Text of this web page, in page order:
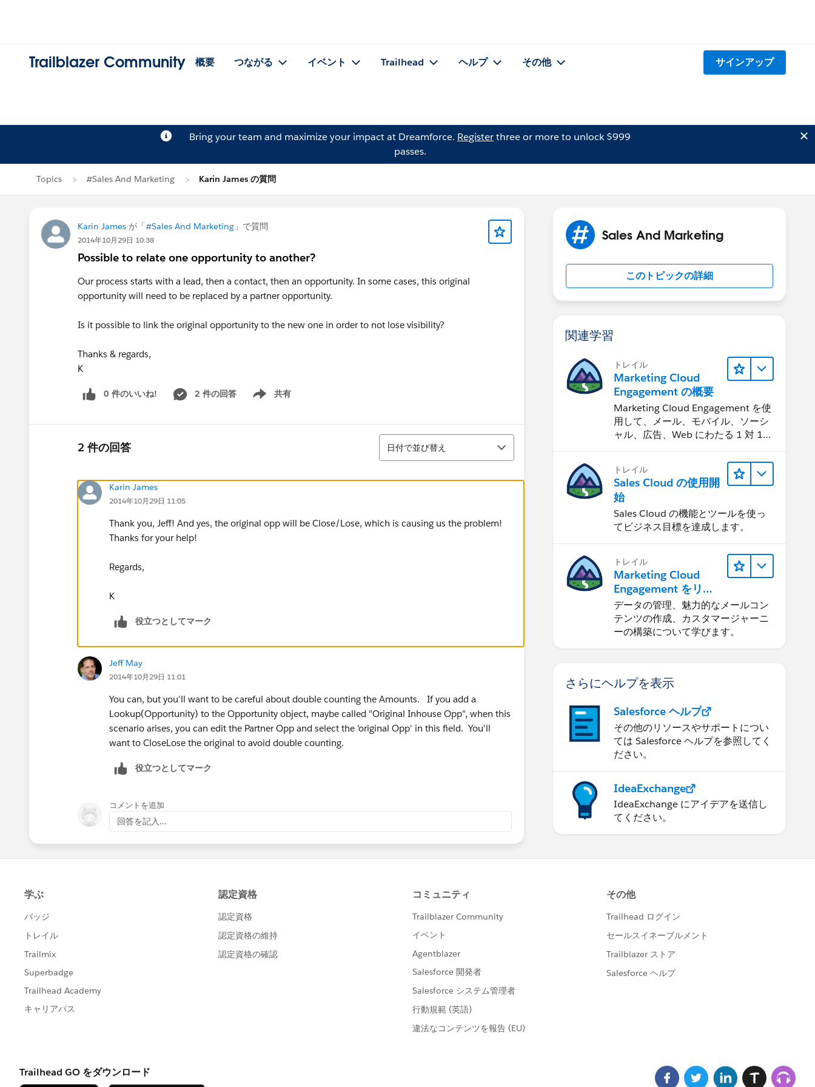
Trailblazer Community 概要 つながる イベント Trailhead ヘルプ その他 サインアップ
Bring your team and maximize your impact at Dreamforce. Registerthree or more to unlock $999
passes.
Topics #Sales And Marketing Karin James の質問
Karin James が「#Sales And Marketing 」で質問
2014年10月29日 10:38
Possible to relate one opportunity to another?
Our process starts with a lead, then a contact, then an opportunity. In some cases, this original
opportunity will need to be replaced by a partner opportunity.
Is it possible to link the original opportunity to the new one in order to not lose visibility?
Thanks & regards,
K
0 件のいいね! 2 件の回答 共有
Show menu
2 件の回答
並び替え
日付で並び替え
Karin James
2014年10月29日 11:05
Thank you, Jeff! And yes, the original opp will be Close/Lose, which is causing us the problem!
Thanks for your help!
Regards,
K
役立つとしてマーク
Jeff May
2014年10月29日 11:01
You can, but you'll want to be careful about double counting the Amounts. If you add a
Lookup(Opportunity) to the Opportunity object, maybe called "Original Inhouse Opp", when this
scenario arises, you can edit the Partner Opp and select the 'original Opp' in this field. You'll
want to CloseLose the original to avoid double counting.
役立つとしてマーク
コメントを追加
回答を記入...
Sales And Marketing
このトピックの詳細
関連学習
トレイル
Marketing Cloud
Engagement の概要
Marketing Cloud Engagement を使
用して、メール、モバイル、ソーシ
ャル、広告、Web にわたる 1 対 1
トレイル
Sales Cloud の使用開
始
Sales Cloud の機能とツールを使っ
てビジネス目標を達成します。
トレイル
Marketing Cloud
Engagement をリリ
ースする
データの管理、魅力的なメールコン
テンツの作成、カスタマージャーニ
ーの構築について学びます。
さらにヘルプを表示
Salesforce ヘルプ
その他のリソースやサポートについ
ては Salesforce ヘルプを参照してく
ださい。
IdeaExchange
IdeaExchange にアイデアを送信し
てください。